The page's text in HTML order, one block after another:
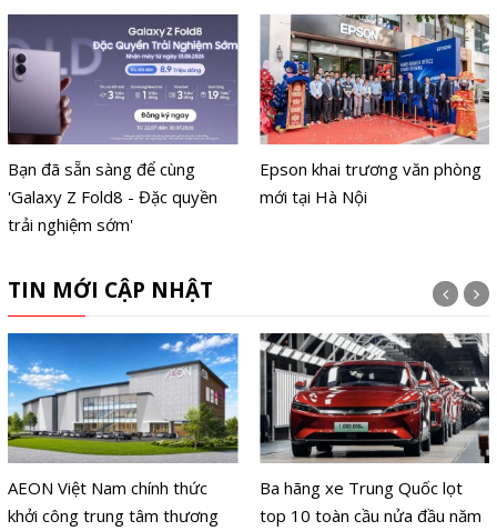
Bạn đã sẵn sàng để cùng
'Galaxy Z Fold8 - Đặc quyền
trải nghiệm sớm'
Epson khai trương văn phòng
mới tại Hà Nội
TIN MỚI CẬP NHẬT
AEON Việt Nam chính thức
khởi công trung tâm thương
Ba hãng xe Trung Quốc lọt
top 10 toàn cầu nửa đầu năm